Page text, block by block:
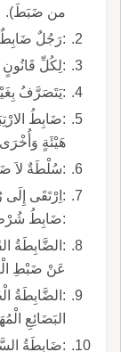
من ضَبَطَ).
:رَجُلٌ ضَابِطٌ
:لِكُلِّ
:يَتَصَرَّفُ
:ضَابِطُ
هَيْئَةٍ
:سُلْطَةٌ لاَ
:اِرْتَقَى
:ضَابِطُ
:الضَّابِطَةُ
عَنْ ضَبْطِ
:الضَّابِطَةُ
البَضَائِعِ
:ضَابِطَةُ